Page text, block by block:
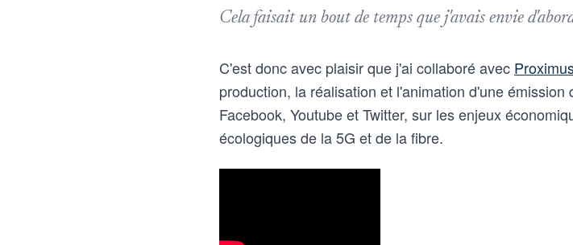
Cela faisait un bout de temps que j'avais envie
C'est donc avec plaisir que j'ai collaboré avec
production, la réalisation et l'animation d'une
Facebook, Youtube et Twitter, sur les enjeux
écologiques de la 5G et de la fibre.